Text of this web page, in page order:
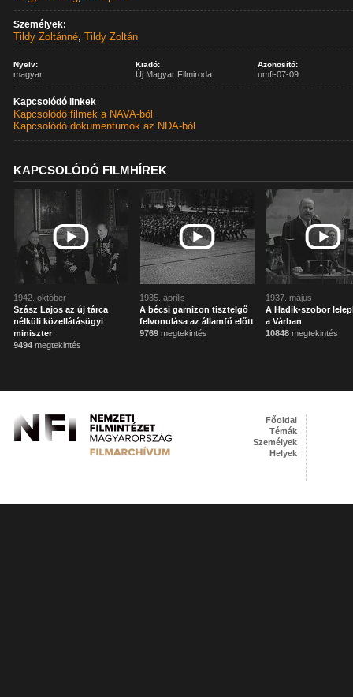
Személyek:
Tildy Zoltánné,Tildy Zoltán
Nyelv:
magyar
Kiadó:
Új Magyar Filmiroda
Azonosító:
umfi-07-09
Kapcsolódó linkek
Kapcsolódó filmek a NAVA-ból
Kapcsolódó dokumentumok az NDA-ból
KAPCSOLÓDÓ FILMHÍREK
1942. október
Szász Lajos az új tárca
nélküli közellátásügyi
miniszter
9494 megtekintés
1935. április
A bécsi garnizon tisztelgő
felvonulása az államfő előtt
9769 megtekintés
1937. május
A Hadik-szobor
a Várban
10848 megtekintés
Főoldal
Témák
Személyek
Helyek